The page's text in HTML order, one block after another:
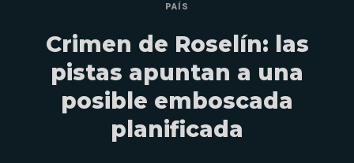
PAÍS
Crimen de Roselín: las
pistas apuntan a una
posible emboscada
planificada